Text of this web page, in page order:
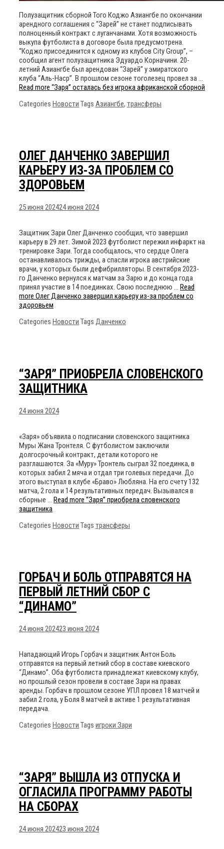
Полузащитник сборной Того Коджо Азиангбе по окончании
арендного соглашения с “Зарей” не станет подписывать
полноценный контракт с луганчанами. Хотя возможность
выкупа футболиста в договоре была предусмотрена.
“Коджо присоединится к одному из клубов City Group”, –
сообщил агент полузащитника Эдуардо Корначини. 20-
летний Азиангбе был арендован “Зарей” у эмиратского
клуба “Аль-Наср”. В прошлом сезоне тоголезец провел за …
Read more “Заря” осталась без игрока африканской сборной
Categories Новости Tags Азиангбе, трансферы
ОЛЕГ ДАНЧЕНКО ЗАВЕРШИЛ
КАРЬЕРУ ИЗ-ЗА ПРОБЛЕМ СО
ЗДОРОВЬЕМ
25 июня 202424 июня 2024
Защитник Зари Олег Данченко сообщил, что завершил
карьеру в 29 лет. Зимой 2023 футболист пережил инфаркт на
тренировке Зари. Тогда сообщалось, что сердце Олега
останавливалось трижды, а спасли игрока австрийские
врачи, у которых были дефибрилляторы. В сентября 2023-
го Данченко вернулся к матчам за Зарю и до конца года
принял участие в 14 поединках. Свою последнюю … Read
more Олег Данченко завершил карьеру из-за проблем со
здоровьем
Categories Новости Tags Данченко
“ЗАРЯ” ПРИОБРЕЛА СЛОВЕНСКОГО
ЗАЩИТНИКА
24 июня 2024
«Заря» объявила о подписании словенского защитника
Муры Жана Тронтеля. С футболистом заключили
долгосрочный контракт, детали которого не
разглашаются. За «Муру» Тронтель сыграл 32 поединка, в
которых забил 2 мяча и отдал три голевых передачи. До
этого выступал в клубе «Браво» Любляна. На его счету 132
матча, 2 гола и 14 результативных передач. Вызывался в
сборные … Read more “Заря” приобрела словенского
защитника
Categories Новости Tags трансферы
ГОРБАЧ И БОЛЬ ОТПРАВЯТСЯ НА
ПЕРВЫЙ ЛЕТНИЙ СБОР С
“ДИНАМО”
24 июня 202423 июня 2024
Нападающий Игорь Горбач и защитник Антон Боль
отправятся на первый летний сбор в составе киевского
“Динамо”. Оба футболиста принадлежат киевскому клубу,
но прошлый сезон провели в составе Зари на правах
аренды. Горбач в прошлом сезоне УПЛ провел 18 матчей и
забил 2 гола, у Боля 8 матчей в активе 1 результативная
передача.
Categories Новости Tags игроки Зари
“ЗАРЯ” ВЫШЛА ИЗ ОТПУСКА И
ОГЛАСИЛА ПРОГРАММУ РАБОТЫ
НА СБОРАХ
24 июня 202423 июня 2024